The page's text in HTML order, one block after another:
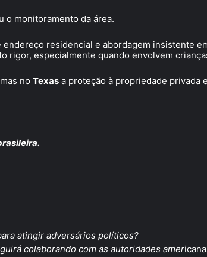
o monitoramento da área.
residencial e abordagem insistente
rigor, especialmente quando envolvem
no Texas a proteção à propriedade privada
atingir adversários políticos?
colaborando com as autoridades amer